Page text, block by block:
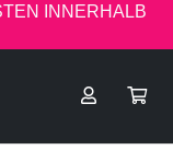
INNERHALB